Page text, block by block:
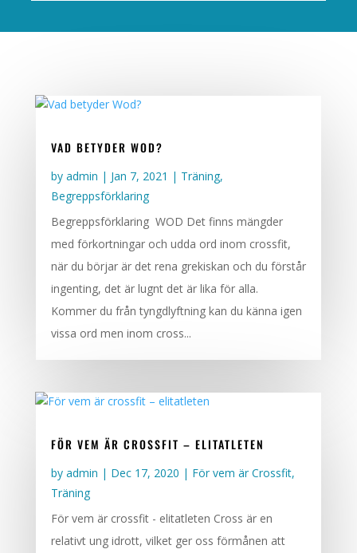
VAD BETYDER WOD?
by admin | Jan 7, 2021 | Träning,
Begreppsförklaring
Begreppsförklaring WOD Det finns mängder
med förkortningar och udda ord inom crossfit,
när du börjar är det rena grekiskan och du förstår
ingenting, det är lugnt det är lika för alla.
Kommer du från tyngdlyftning kan du känna igen
vissa ord men inom cross...
FÖR VEM ÄR CROSSFIT – ELITATLETEN
by admin | Dec 17, 2020 | För vem är Crossfit,
Träning
För vem är crossfit - elitatleten Cross är en
relativt ung idrott, vilket ger oss förmånen att